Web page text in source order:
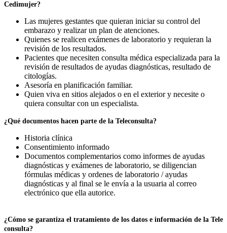
Cedimujer?
Las mujeres gestantes que quieran iniciar su control del
embarazo y realizar un plan de atenciones.
Quienes se realicen exámenes de laboratorio y requieran la
revisión de los resultados.
Pacientes que necesiten consulta médica especializada para la
revisión de resultados de ayudas diagnósticas, resultado de
citologías.
Asesoría en planificación familiar.
Quien viva en sitios alejados o en el exterior y necesite o
quiera consultar con un especialista.
¿Qué documentos hacen parte de la Teleconsulta?
Historia clínica
Consentimiento informado
Documentos complementarios como informes de ayudas
diagnósticas y exámenes de laboratorio, se diligencian
fórmulas médicas y ordenes de laboratorio / ayudas
diagnósticas y al final se le envía a la usuaria al correo
electrónico que ella autorice.
¿Cómo se garantiza el tratamiento de los datos e información de la Tele
consulta?